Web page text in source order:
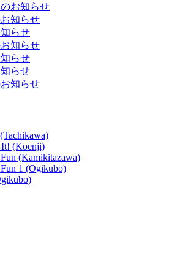
お知らせ
知らせ
らせ
知らせ
らせ
らせ
知らせ
(Koenji)
(Kamikitazawa)
1 (Ogikubo)